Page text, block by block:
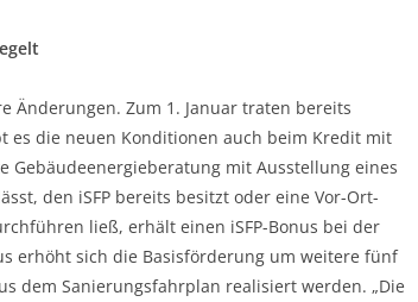
Änderungen. Zum 1. Januar traten bereits
es die neuen Konditionen auch beim Kredit mit
Gebäudeenergieberatung mit Ausstellung eines
den iSFP bereits besitzt oder eine Vor-Ort-
ließ, erhält einen iSFP-Bonus bei der
erhöht sich die Basisförderung um weitere fünf
dem Sanierungsfahrplan realisiert werden. „Die